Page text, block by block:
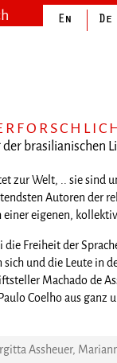
brasilianischen
zur Welt, .. sie sind
Autoren der
einer eigenen,
Freiheit der
sich und die Leute
Machado de
Coelho aus
Assheuer,